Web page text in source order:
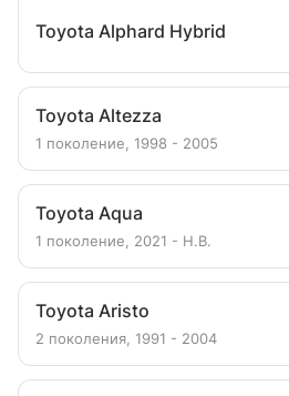
Toyota Alphard Hybrid
Toyota Altezza
1 поколение, 1998 - 2005
Toyota Aqua
1 поколение, 2021 - Н.В.
Toyota Aristo
2 поколения, 1991 - 2004